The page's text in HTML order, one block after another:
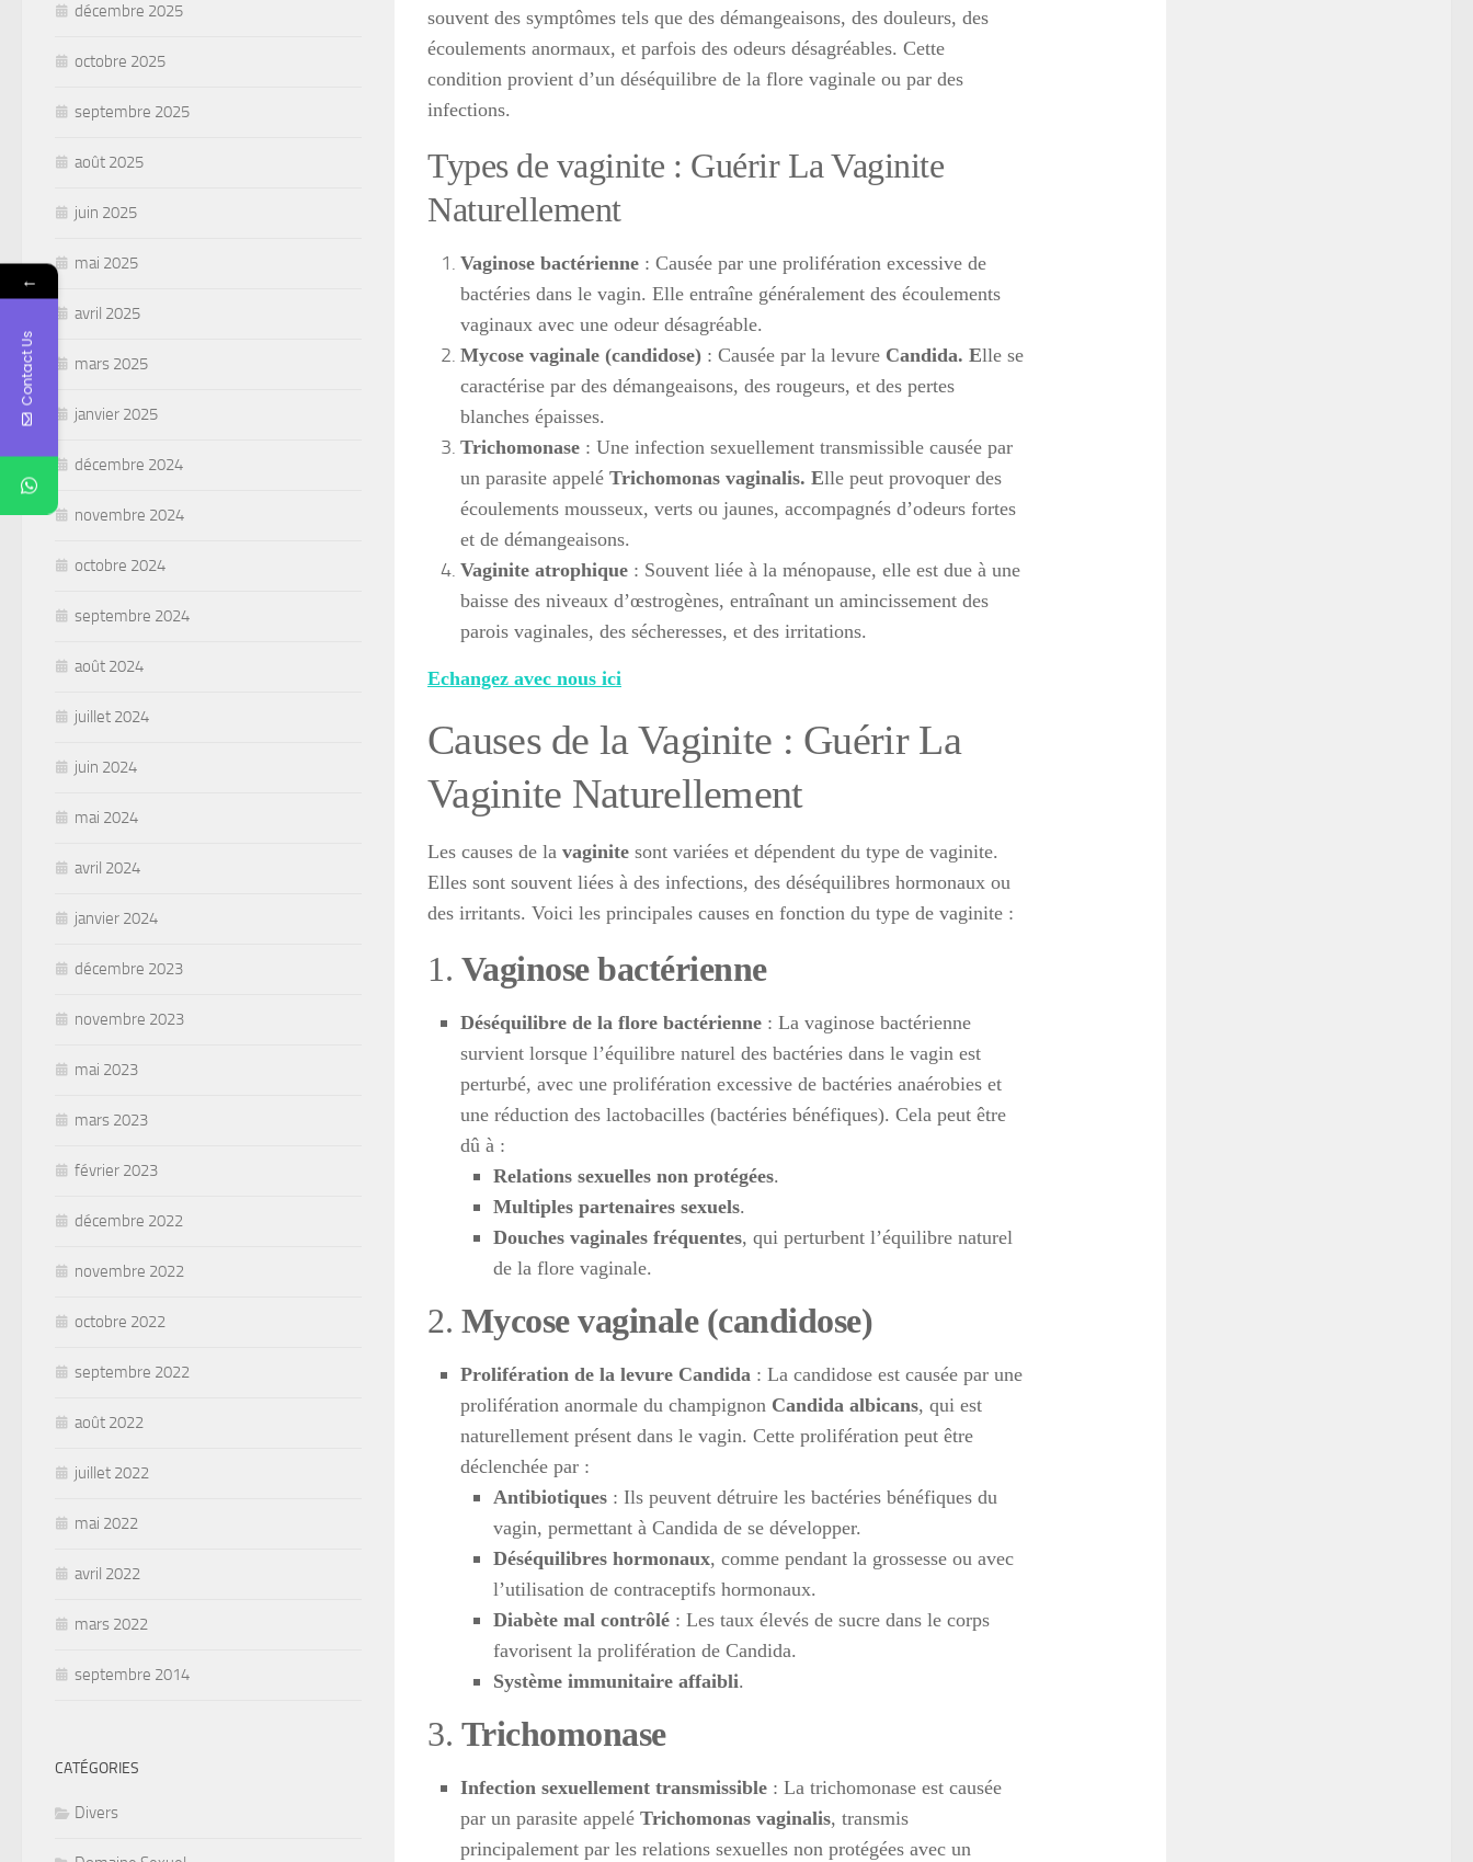
souvent des symptômes tels que des démangeaisons, des douleurs, des
écoulements anormaux, et parfois des odeurs désagréables. Cette
condition provient d’un déséquilibre de la flore vaginale ou par des
infections.
Types de vaginite : Guérir La Vaginite
Naturellement
Vaginose bactérienne : Causée par une prolifération excessive de
bactéries dans le vagin. Elle entraîne généralement des écoulements
vaginaux avec une odeur désagréable.
Mycose vaginale (candidose) : Causée par la levure Candida. Elle se
caractérise par des démangeaisons, des rougeurs, et des pertes
blanches épaisses.
Trichomonase : Une infection sexuellement transmissible causée par
un parasite appelé Trichomonas vaginalis. Elle peut provoquer des
écoulements mousseux, verts ou jaunes, accompagnés d’odeurs fortes
et de démangeaisons.
Vaginite atrophique : Souvent liée à la ménopause, elle est due à une
baisse des niveaux d’œstrogènes, entraînant un amincissement des
parois vaginales, des sécheresses, et des irritations.
Echangez avec nous ici
Causes de la Vaginite : Guérir La
Vaginite Naturellement
Les causes de la vaginite sont variées et dépendent du type de vaginite.
Elles sont souvent liées à des infections, des déséquilibres hormonaux ou
des irritants. Voici les principales causes en fonction du type de vaginite :
1. Vaginose bactérienne
Déséquilibre de la flore bactérienne : La vaginose bactérienne
survient lorsque l’équilibre naturel des bactéries dans le vagin est
perturbé, avec une prolifération excessive de bactéries anaérobies et
une réduction des lactobacilles (bactéries bénéfiques). Cela peut être
dû à :
Relations sexuelles non protégées.
Multiples partenaires sexuels.
Douches vaginales fréquentes, qui perturbent l’équilibre naturel
de la flore vaginale.
2. Mycose vaginale (candidose)
Prolifération de la levure Candida : La candidose est causée par une
prolifération anormale du champignon Candida albicans, qui est
naturellement présent dans le vagin. Cette prolifération peut être
déclenchée par :
Antibiotiques : Ils peuvent détruire les bactéries bénéfiques du
vagin, permettant à Candida de se développer.
Déséquilibres hormonaux, comme pendant la grossesse ou avec
l’utilisation de contraceptifs hormonaux.
Diabète mal contrôlé : Les taux élevés de sucre dans le corps
favorisent la prolifération de Candida.
Système immunitaire affaibli.
3. Trichomonase
Infection sexuellement transmissible : La trichomonase est causée
par un parasite appelé Trichomonas vaginalis, transmis
principalement par les relations sexuelles non protégées avec un
décembre 2025
octobre 2025
septembre 2025
août 2025
juin 2025
mai 2025
avril 2025
mars 2025
janvier 2025
décembre 2024
novembre 2024
octobre 2024
septembre 2024
août 2024
juillet 2024
juin 2024
mai 2024
avril 2024
janvier 2024
décembre 2023
novembre 2023
mai 2023
mars 2023
février 2023
décembre 2022
novembre 2022
octobre 2022
septembre 2022
août 2022
juillet 2022
mai 2022
avril 2022
mars 2022
septembre 2014
CATÉGORIES
Divers
←
Contact Us